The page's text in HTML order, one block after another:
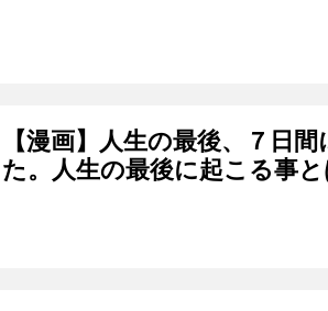
【漫画】人生の最後、７日
た。人生の最後に起こる事と